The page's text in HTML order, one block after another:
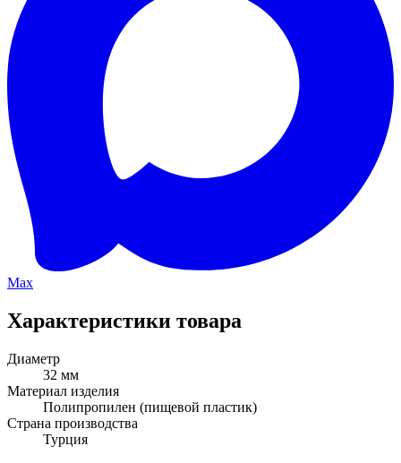
Max
Характеристики товара
Диаметр
32 мм
Материал изделия
Полипропилен (пищевой пластик)
Страна производства
Турция